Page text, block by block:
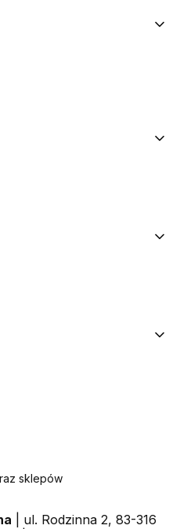
sklepów
| ul. Rodzinna 2, 83-316